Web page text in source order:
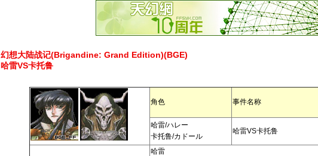
幻想大陆战记(Brigandine: Grand Edition)(BGE)
哈雷VS卡托鲁
角色 事件名称
哈雷/ハレー
卡托鲁/カドール
哈雷VS卡托鲁
哈雷